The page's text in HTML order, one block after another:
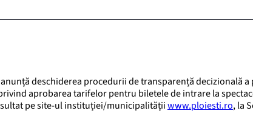
deschiderea procedurii de transparență decizională
aprobarea tarifelor pentru biletele de intrare la
pe site-ul instituției/municipalitățiiwww.ploiesti.ro, la